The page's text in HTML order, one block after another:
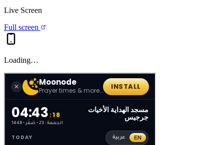
Live Screen
Full screen
Loading…